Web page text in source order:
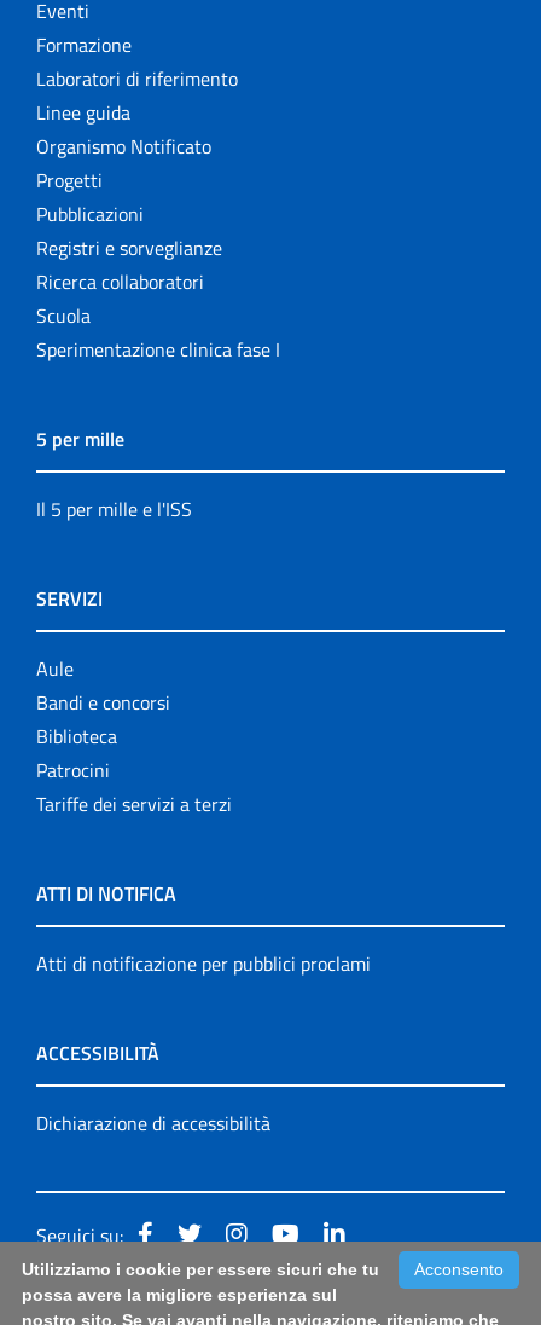
Eventi
Formazione
Laboratori di riferimento
Linee guida
Organismo Notificato
Progetti
Pubblicazioni
Registri e sorveglianze
Ricerca collaboratori
Scuola
Sperimentazione clinica fase I
5 per mille
Il 5 per mille e l'ISS
SERVIZI
Aule
Bandi e concorsi
Biblioteca
Patrocini
Tariffe dei servizi a terzi
ATTI DI NOTIFICA
Atti di notificazione per pubblici proclami
ACCESSIBILITÀ
Dichiarazione di accessibilità
Seguici su:
Accessibilità: form di segnalazione di prima istanza per
Acconsento
Utilizziamo i cookie per essere sicuri che tu
possa avere la migliore esperienza sul
nostro sito. Se vai avanti nella navigazione, riteniamo che